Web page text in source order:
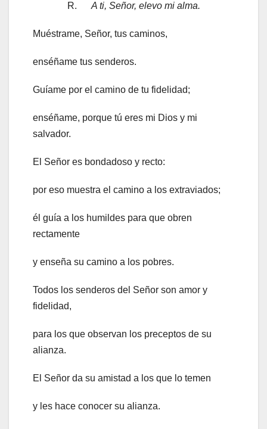
R. A ti, Señor, elevo mi alma.
Muéstrame, Señor, tus caminos,
enséñame tus senderos.
Guíame por el camino de tu fidelidad;
enséñame, porque tú eres mi Dios y mi
salvador.
El Señor es bondadoso y recto:
por eso muestra el camino a los extraviados;
él guía a los humildes para que obren
rectamente
y enseña su camino a los pobres.
Todos los senderos del Señor son amor y
fidelidad,
para los que observan los preceptos de su
alianza.
El Señor da su amistad a los que lo temen
y les hace conocer su alianza.